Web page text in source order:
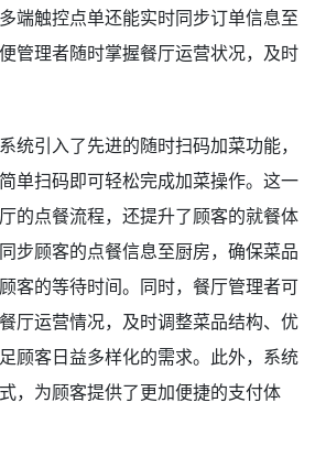
端触控点单还能实时同步订单信息至
管理者随时掌握餐厅运营状况，及时
统引入了先进的随时扫码加菜功能，
单扫码即可轻松完成加菜操作。这一
的点餐流程，还提升了顾客的就餐体
步顾客的点餐信息至厨房，确保菜品
客的等待时间。同时，餐厅管理者可
厅运营情况，及时调整菜品结构、优
顾客日益多样化的需求。此外，系统
，为顾客提供了更加便捷的支付体